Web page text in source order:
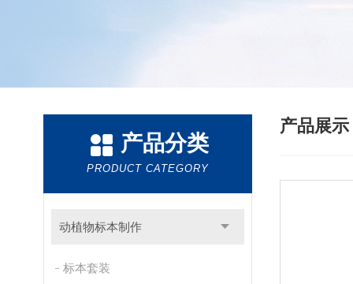
产品分类
PRODUCT CATEGORY
动植物标本制作
标本套装
产品展示